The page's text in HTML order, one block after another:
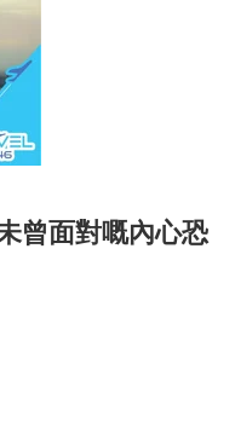
曾面對嘅內心恐